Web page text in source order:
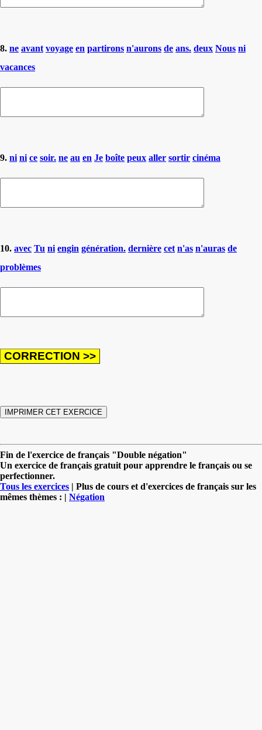
8. ne avant voyage en partirons n'aurons de ans. deux Nous ni
vacances
9. ni ni ce soir. ne au en Je boîte peux aller sortir cinéma
10. avec Tu ni engin génération. dernière cet n'as n'auras de
problèmes
Fin de l'exercice de français "Double négation"
Un exercice de français gratuit pour apprendre le français ou se
perfectionner.
Tous les exercices | Plus de cours et d'exercices de français sur les
mêmes thèmes : | Négation